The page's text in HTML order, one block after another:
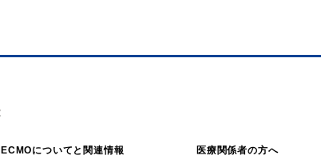
ECMOについてと関連情報 医療関係者の方へ